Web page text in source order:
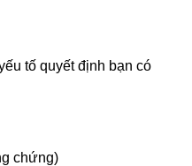
tố quyết định bạn có
chứng)